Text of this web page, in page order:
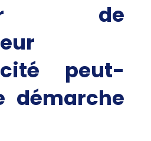
de
peut-
démarche